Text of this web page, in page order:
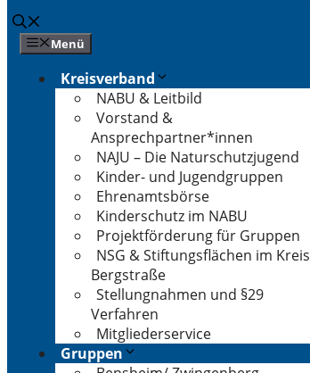
Menü
Kreisverband
NABU & Leitbild
Vorstand &
Ansprechpartner*innen
NAJU – Die Naturschutzjugend
Kinder- und Jugendgruppen
Ehrenamtsbörse
Kinderschutz im NABU
Projektförderung für Gruppen
NSG & Stiftungsflächen im Kreis
Bergstraße
Stellungnahmen und §29
Verfahren
Mitgliederservice
Gruppen